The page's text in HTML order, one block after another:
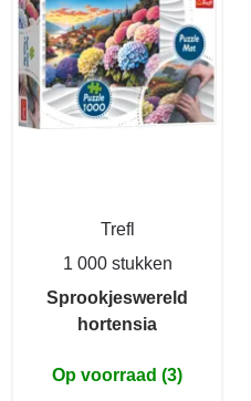
Trefl
1 000 stukken
Sprookjeswereld
hortensia
Op voorraad (3)